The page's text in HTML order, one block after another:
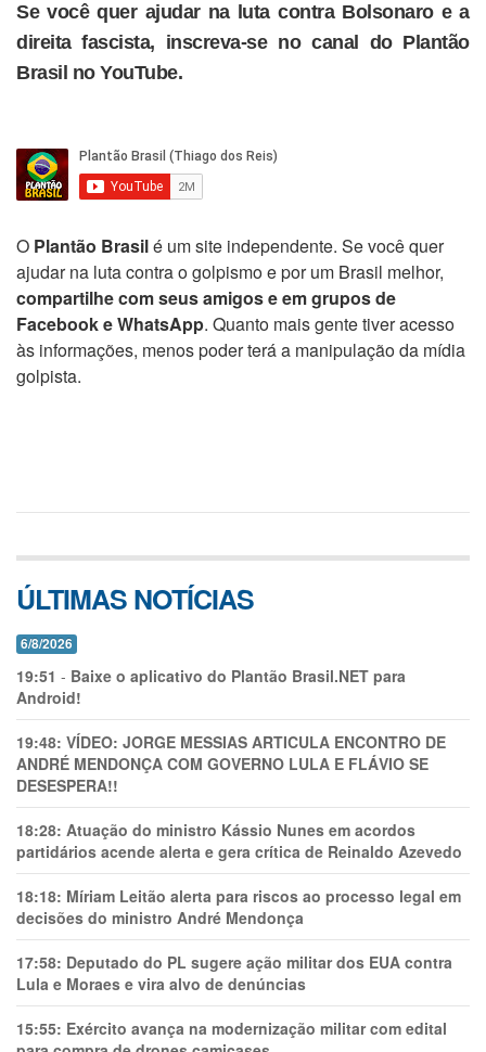
Se você quer ajudar na luta contra Bolsonaro e a
direita fascista, inscreva-se no canal do Plantão
Brasil no YouTube.
O Plantão Brasilé um site independente. Se você quer
ajudar na luta contra o golpismo e por um Brasil melhor,
compartilhe com seus amigos e em grupos de
Facebook e WhatsApp. Quanto mais gente tiver acesso
às informações, menos poder terá a manipulação da mídia
golpista.
ÚLTIMAS NOTÍCIAS
6/8/2026
19:51 - Baixe o aplicativo do Plantão Brasil.NET para
Android!
19:48: VÍDEO: JORGE MESSIAS ARTICULA ENCONTRO DE
ANDRÉ MENDONÇA COM GOVERNO LULA E FLÁVIO SE
DESESPERA!!
18:28: Atuação do ministro Kássio Nunes em acordos
partidários acende alerta e gera crítica de Reinaldo Azevedo
18:18: Míriam Leitão alerta para riscos ao processo legal em
decisões do ministro André Mendonça
17:58: Deputado do PL sugere ação militar dos EUA contra
Lula e Moraes e vira alvo de denúncias
15:55: Exército avança na modernização militar com edital